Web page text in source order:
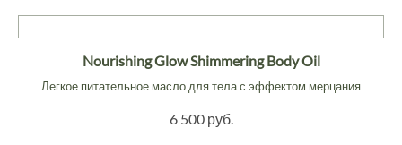
Nourishing Glow Shimmering Body Oil
Легкое питательное масло для тела с эффектом мерцания
6 500 руб.